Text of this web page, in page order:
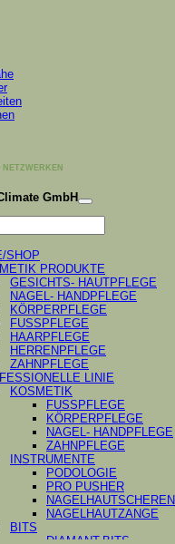
GmbH
SHOP
PRODUKTE
GESICHTS- HAUTPFLEGE
NAGEL- HANDPFLEGE
KÖRPERPFLEGE
FUSSPFLEGE
HAARPFLEGE
HERRENPFLEGE
ZAHNPFLEGE
LINIE
KOSMETIK
FUSSPFLEGE
KÖRPERPFLEGE
NAGEL- HANDPFLEGE
ZAHNPFLEGE
INSTRUMENTE
PODOLOGIE
PRO PUSHER
NAGELHAUTSCHEREN
NAGELHAUTZANGE
BITS
DIAMANT-BITS